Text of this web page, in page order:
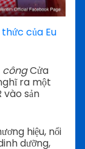
của Eu
côngCửa
ra một
sản
hiệu, nổi
dưỡng,